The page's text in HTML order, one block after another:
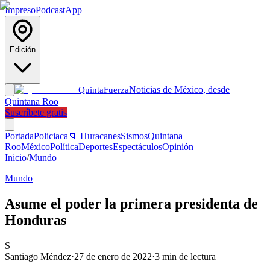
ImpresoPodcastApp
Edición
QuintaFuerzaNoticias de México, desde
Quintana Roo
Suscríbete gratis
PortadaPoliciaca 🌀 HuracanesSismosQuintana
RooMéxicoPolíticaDeportesEspectáculosOpinión
Inicio/Mundo
Mundo
Asume el poder la primera presidenta de
Honduras
S
Santiago Méndez·27 de enero de 2022·3 min de lectura